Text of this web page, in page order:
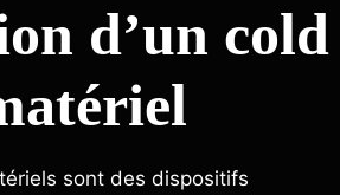
d’un cold
sont des dispositifs